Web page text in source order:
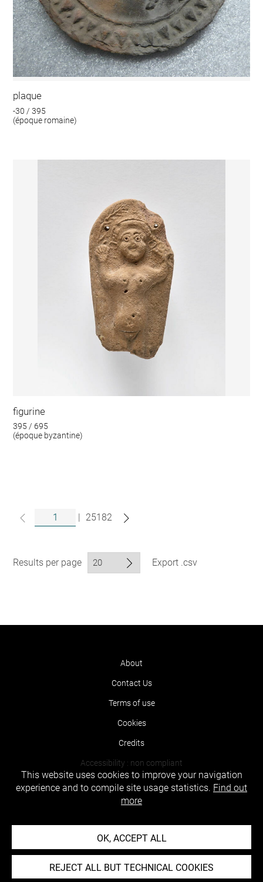
plaque
-30 / 395
(époque romaine)
figurine
395 / 695
(époque byzantine)
| 25182
Results per page Export .csv
About
Contact Us
Terms of use
Cookies
Credits
Accessibility : non compliant
This website uses cookies to improve your navigation
experience and to compile site usage statistics. Find out
more
OK, ACCEPT ALL
REJECT ALL BUT TECHNICAL COOKIES